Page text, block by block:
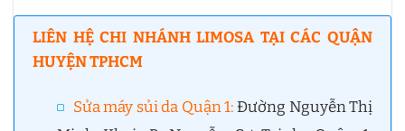
LIÊN HỆ CHI NHÁNH LIMOSA TẠI CÁC QUẬN
HUYỆN TPHCM
Sửa máy sủi da Quận 1:Đường Nguyễn Thị